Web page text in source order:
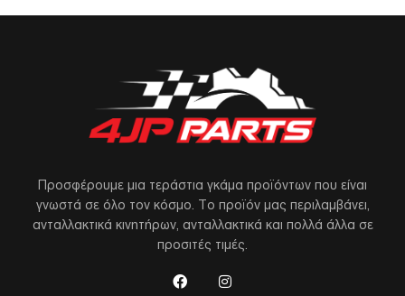
Προσφέρουμε μια τεράστια γκάμα προϊόντων που είναι
γνωστά σε όλο τον κόσμο. Το προϊόν μας περιλαμβάνει,
ανταλλακτικά κινητήρων, ανταλλακτικά και πολλά άλλα σε
προσιτές τιμές.